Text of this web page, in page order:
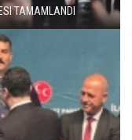
TAMAMLANDI